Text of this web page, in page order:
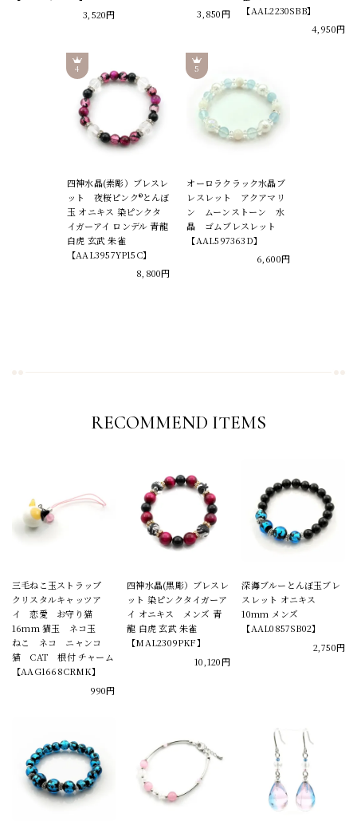
3,520円
3,850円
【AAL2230SBB】
4,950円
四神水晶(素彫）ブレスレ
ット 夜桜ピンク®とんぼ
玉 オニキス 染ピンクタ
イガーアイ ロンデル 青龍
白虎 玄武 朱雀
【AAL3957YP15C】
8,800円
オーロラクラック水晶ブ
レスレット アクアマリ
ン ムーンストーン 水
晶 ゴムブレスレット
【AAL597363D】
6,600円
RECOMMEND ITEMS
三毛ねこ玉ストラップ
クリスタルキャッツア
イ 恋愛 お守り猫
16mm 猫玉 ネコ玉
ねこ ネコ ニャンコ
猫 CAT 根付 チャーム
【AAG1668CRMK】
990円
四神水晶(黒彫）ブレスレ
ット 染ピンクタイガーア
イ オニキス メンズ 青
龍 白虎 玄武 朱雀
【MAL2309PKF】
10,120円
深海ブルーとんぼ玉ブレ
スレット オニキス
10mm メンズ
【AAL0857SB02】
2,750円